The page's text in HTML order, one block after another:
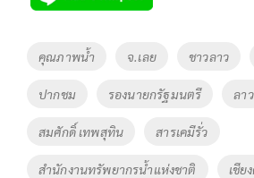
b
o
k
er y
Li
k
Tags
คุณภาพน้ำ จ.เลย ชาวลาว
ปากชม รองนายกรัฐมนตรี ลาว
สมศักดิ์ เทพสุทิน สารเคมีรั่ว
สำนักงานทรัพยากรน้ำแห่งชาติ เชีย